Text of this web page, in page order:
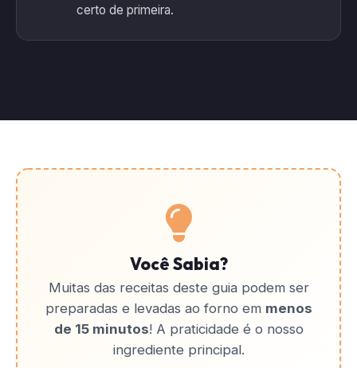
certo de primeira.
Você Sabia?
Muitas das receitas deste guia podem ser
preparadas e levadas ao forno em menos
de 15 minutos! A praticidade é o nosso
ingrediente principal.